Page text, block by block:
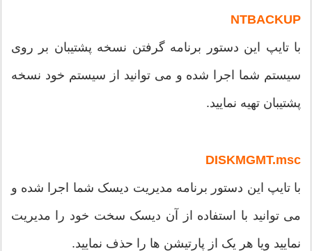
NTBACKUP
با تایپ این دستور برنامه گرفتن نسخه پشتیبان بر روی
سیستم شما اجرا شده و می توانید از سیستم خود نسخه
پشتیبان تهیه نمایید.
DISKMGMT.msc
با تایپ این دستور برنامه مدیریت دیسک شما اجرا شده و
می توانید با استفاده از آن دیسک سخت خود را مدیریت
نمایید ویا هر یک از پارتیشن ها را حذف نمایید.